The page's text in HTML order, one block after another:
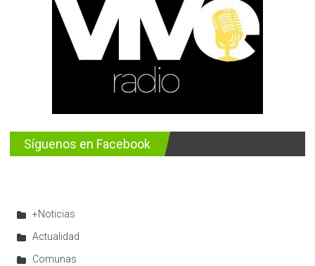
Síguenos en Facebook
+Noticias
Actualidad
Comunas